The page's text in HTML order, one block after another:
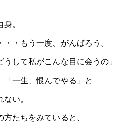
。
・もう一度、がんばろう。
して私がこんな目に会うの」
「一生、恨んでやる」と
い。
たちをみていると、